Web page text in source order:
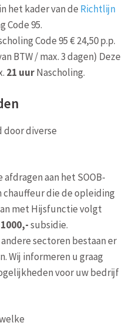
het kader van de Richtlijn
Code 95.
Code 95 € 24,50 p.p.
BTW / max. 3 dagen) Deze
21 uurNascholing.
door diverse
aan het SOOB-
chauffeur die de opleiding
met Hijsfunctie volgt
subsidie.
sectoren bestaan er
Wij informeren u graag
voor uw bedrijf